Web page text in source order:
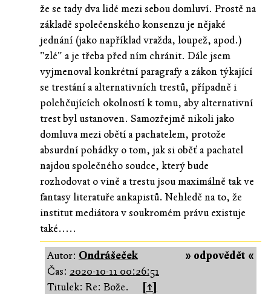
že se tady dva lidé mezi sebou domluví. Prostě na
základě společenského konsenzu je nějaké
jednání (jako například vražda, loupež, apod.)
"zlé" a je třeba před ním chránit. Dále jsem
vyjmenoval konkrétní paragrafy a zákon týkající
se trestání a alternativních trestů, případně i
polehčujících okolností k tomu, aby alternativní
trest byl ustanoven. Samozřejmě nikoli jako
domluva mezi obětí a pachatelem, protože
absurdní pohádky o tom, jak si oběť a pachatel
najdou společného soudce, který bude
rozhodovat o vině a trestu jsou maximálně tak ve
fantasy literatuře ankapistů. Nehledě na to, že
institut mediátora v soukromém právu existuje
také.....
» odpovědět «
Autor: Ondrášeček
Čas: 2020-10-11 00:26:51
Titulek: Re: Bože.
[↑]